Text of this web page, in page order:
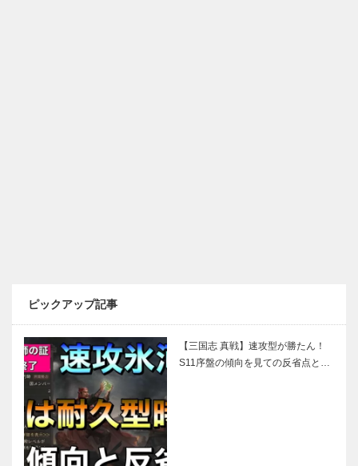
ピックアップ記事
【三国志 真戦】速攻型が勝たん！
S11序盤の傾向を見ての反省点と…